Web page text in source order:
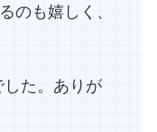
のも嬉しく、
した。ありが